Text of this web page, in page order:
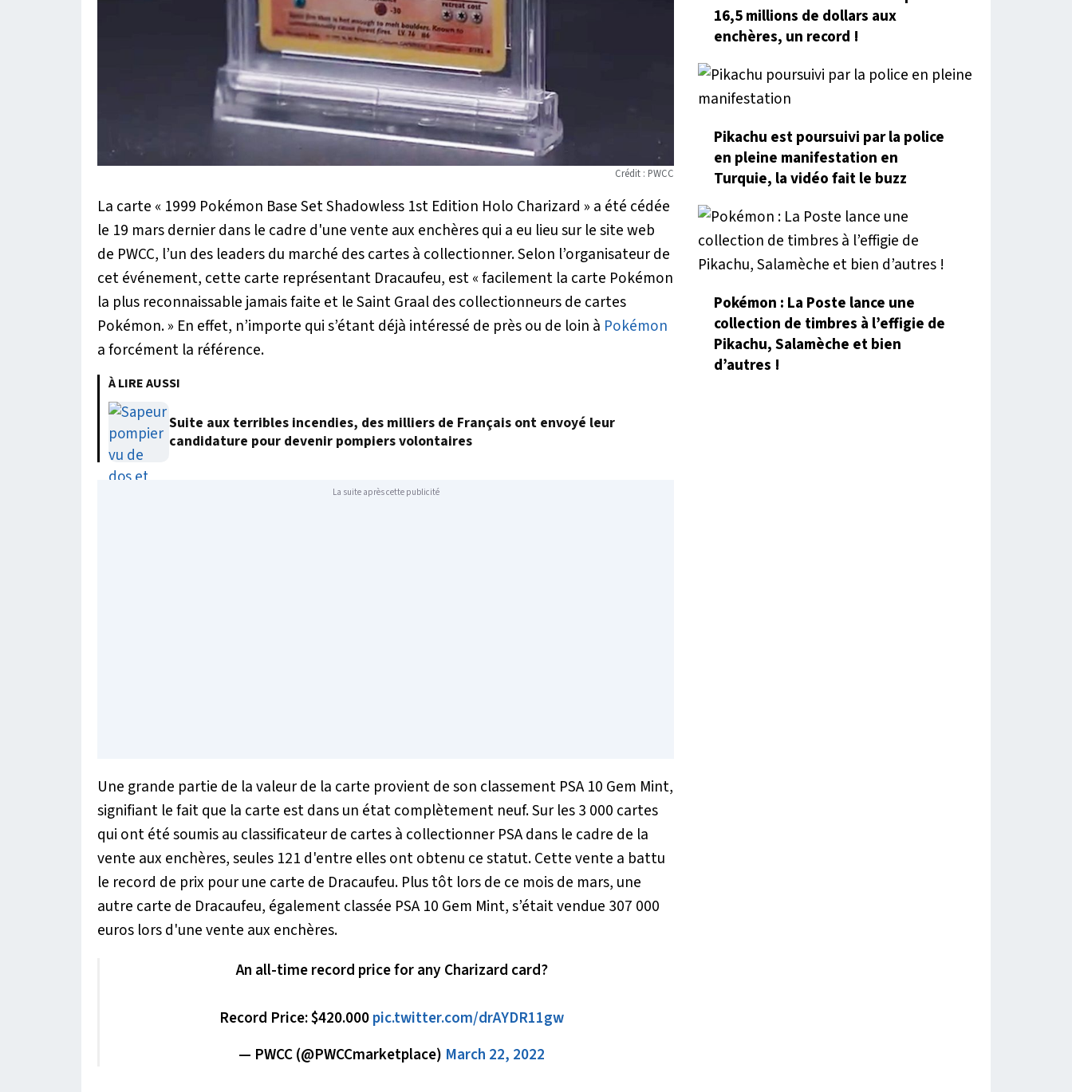
Crédit : PWCC
La carte « 1999 Pokémon Base Set Shadowless 1st Edition Holo Charizard » a été cédée
le 19 mars dernier dans le cadre d'une vente aux enchères qui a eu lieu sur le site web
de PWCC, l’un des leaders du marché des cartes à collectionner. Selon l’organisateur de
cet événement, cette carte représentant Dracaufeu, est« facilement la carte Pokémon
la plus reconnaissable jamais faite et le Saint Graal des collectionneurs de cartes
Pokémon. » En effet, n’importe qui s’étant déjà intéressé de près ou de loin à Pokémon
a forcément la référence.
À LIRE AUSSI
Suite aux terribles incendies, des milliers de Français ont envoyé leur
candidature pour devenir pompiers volontaires
La suite après cette publicité
Une grande partie de la valeur de la carte provient de son classement PSA 10 Gem Mint,
signifiant le fait que la carte est dans un état complètement neuf. Sur les 3 000 cartes
qui ont été soumis au classificateur de cartes à collectionner PSA dans le cadre de la
vente aux enchères, seules 121 d'entre elles ont obtenu ce statut. Cette vente a battu
le record de prix pour une carte de Dracaufeu. Plus tôt lors de ce mois de mars, une
autre carte de Dracaufeu, également classée PSA 10 Gem Mint, s’était vendue 307 000
euros lors d'une vente aux enchères.
An all-time record price for any Charizard card?
Record Price: $420.000pic.twitter.com/drAYDR11gw
— PWCC (@PWCCmarketplace) March 22, 2022
16,5 millions de dollars aux
enchères, un record !
Pikachu est poursuivi par la police
en pleine manifestation en
Turquie, la vidéo fait le buzz
Pokémon : La Poste lance une
collection de timbres à l’effigie de
Pikachu, Salamèche et bien
d’autres !